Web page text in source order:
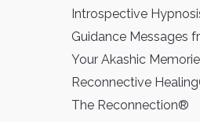
Introspective
Guidance Messages
Your Akashic
Reconnective
The Reconnection®